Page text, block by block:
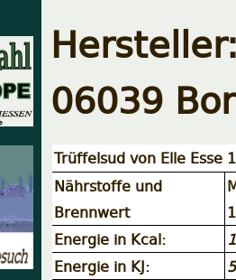
06039
Trüffelsud von Elle Esse
Nährstoffe und
Brennwert
Energie in Kcal:
Energie in KJ: